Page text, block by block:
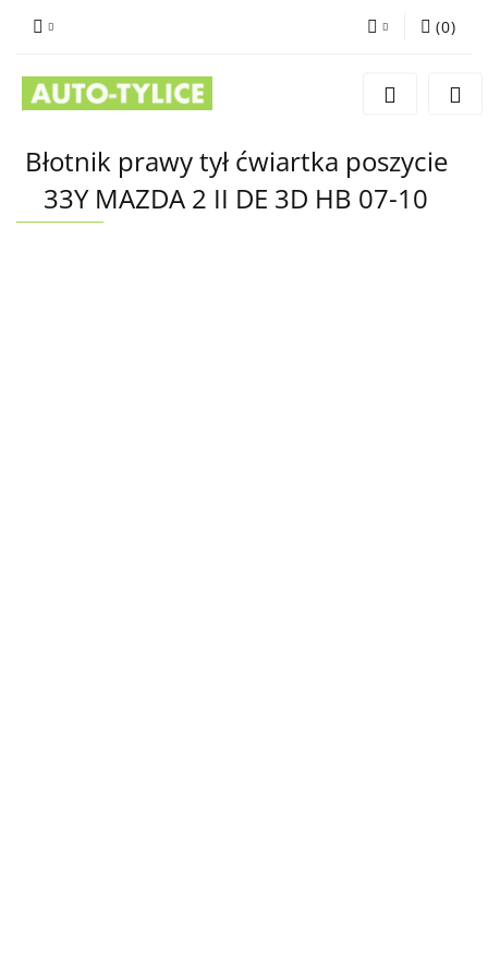
Zaloguj się
Dodaj zgłoszenie
(0)
Błotnik prawy tył ćwiartka poszycie
33Y MAZDA 2 II DE 3D HB 07-10